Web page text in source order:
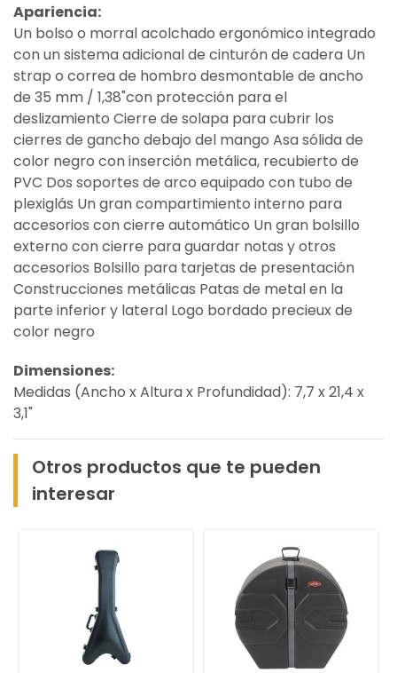
Apariencia:
Un bolso o morral acolchado ergonómico integrado
con un sistema adicional de cinturón de cadera Un
strap o correa de hombro desmontable de ancho
de 35 mm / 1,38"con protección para el
deslizamiento Cierre de solapa para cubrir los
cierres de gancho debajo del mango Asa sólida de
color negro con inserción metálica, recubierto de
PVC Dos soportes de arco equipado con tubo de
plexiglás Un gran compartimiento interno para
accesorios con cierre automático Un gran bolsillo
externo con cierre para guardar notas y otros
accesorios Bolsillo para tarjetas de presentación
Construcciones metálicas Patas de metal en la
parte inferior y lateral Logo bordado precieux de
color negro
Dimensiones:
Medidas (Ancho x Altura x Profundidad): 7,7 x 21,4 x
3,1"
Otros productos que te pueden
interesar